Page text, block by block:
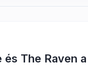
The Raven